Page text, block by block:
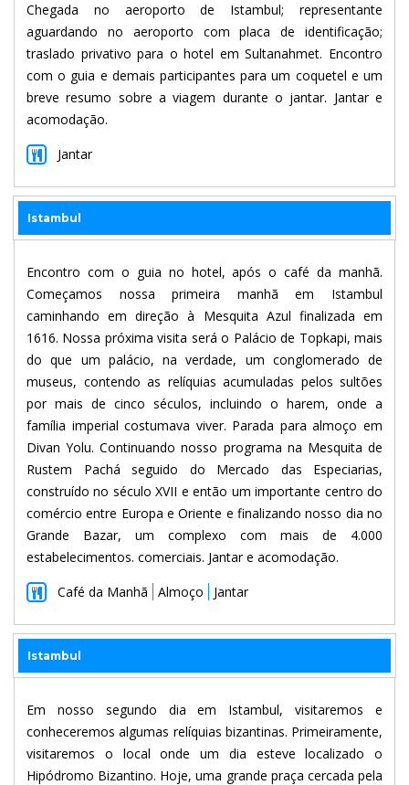
Chegada no aeroporto de Istambul; representante
aguardando no aeroporto com placa de identificação;
traslado privativo para o hotel em Sultanahmet. Encontro
com o guia e demais participantes para um coquetel e um
breve resumo sobre a viagem durante o jantar. Jantar e
acomodação.
Jantar
Istambul
Encontro com o guia no hotel, após o café da manhã.
Começamos nossa primeira manhã em Istambul
caminhando em direção à Mesquita Azul finalizada em
1616. Nossa próxima visita será o Palácio de Topkapi, mais
do que um palácio, na verdade, um conglomerado de
museus, contendo as relíquias acumuladas pelos sultões
por mais de cinco séculos, incluindo o harem, onde a
família imperial costumava viver. Parada para almoço em
Divan Yolu. Continuando nosso programa na Mesquita de
Rustem Pachá seguido do Mercado das Especiarias,
construído no século XVII e então um importante centro do
comércio entre Europa e Oriente e finalizando nosso dia no
Grande Bazar, um complexo com mais de 4.000
estabelecimentos. comerciais. Jantar e acomodação.
Café da Manhã
Almoço Jantar
Istambul
Em nosso segundo dia em Istambul, visitaremos e
conheceremos algumas relíquias bizantinas. Primeiramente,
visitaremos o local onde um dia esteve localizado o
Hipódromo Bizantino. Hoje, uma grande praça cercada pela